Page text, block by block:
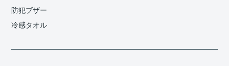
防犯ブザー
冷感タオル